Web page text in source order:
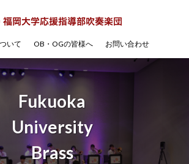
いて OB・OGの皆様へ お問い合わせ
Fukuoka
University
Brass